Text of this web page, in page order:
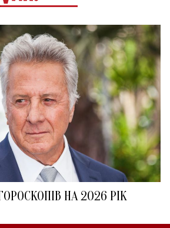
НА 2026 РІК